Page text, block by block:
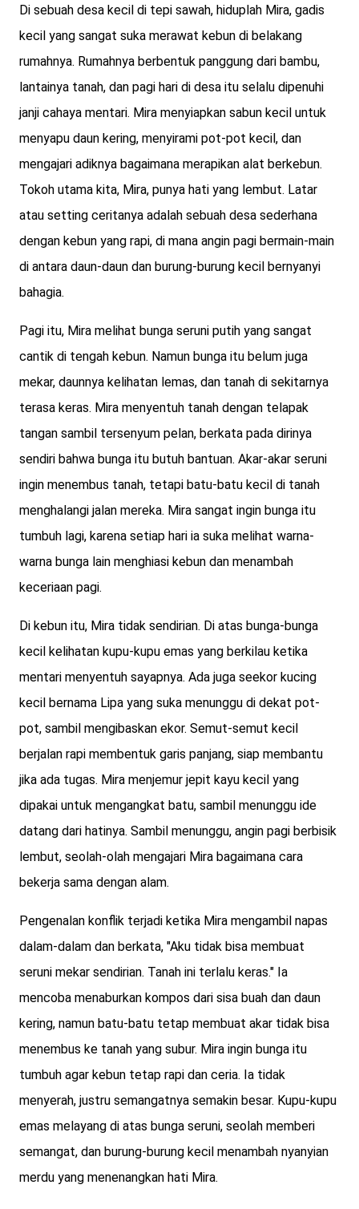
Di sebuah desa kecil di tepi sawah, hiduplah Mira, gadis
kecil yang sangat suka merawat kebun di belakang
rumahnya. Rumahnya berbentuk panggung dari bambu,
lantainya tanah, dan pagi hari di desa itu selalu dipenuhi
janji cahaya mentari. Mira menyiapkan sabun kecil untuk
menyapu daun kering, menyirami pot-pot kecil, dan
mengajari adiknya bagaimana merapikan alat berkebun.
Tokoh utama kita, Mira, punya hati yang lembut. Latar
atau setting ceritanya adalah sebuah desa sederhana
dengan kebun yang rapi, di mana angin pagi bermain-main
di antara daun-daun dan burung-burung kecil bernyanyi
bahagia.
Pagi itu, Mira melihat bunga seruni putih yang sangat
cantik di tengah kebun. Namun bunga itu belum juga
mekar, daunnya kelihatan lemas, dan tanah di sekitarnya
terasa keras. Mira menyentuh tanah dengan telapak
tangan sambil tersenyum pelan, berkata pada dirinya
sendiri bahwa bunga itu butuh bantuan. Akar-akar seruni
ingin menembus tanah, tetapi batu-batu kecil di tanah
menghalangi jalan mereka. Mira sangat ingin bunga itu
tumbuh lagi, karena setiap hari ia suka melihat warna-
warna bunga lain menghiasi kebun dan menambah
keceriaan pagi.
Di kebun itu, Mira tidak sendirian. Di atas bunga-bunga
kecil kelihatan kupu-kupu emas yang berkilau ketika
mentari menyentuh sayapnya. Ada juga seekor kucing
kecil bernama Lipa yang suka menunggu di dekat pot-
pot, sambil mengibaskan ekor. Semut-semut kecil
berjalan rapi membentuk garis panjang, siap membantu
jika ada tugas. Mira menjemur jepit kayu kecil yang
dipakai untuk mengangkat batu, sambil menunggu ide
datang dari hatinya. Sambil menunggu, angin pagi berbisik
lembut, seolah-olah mengajari Mira bagaimana cara
bekerja sama dengan alam.
Pengenalan konflik terjadi ketika Mira mengambil napas
dalam-dalam dan berkata, "Aku tidak bisa membuat
seruni mekar sendirian. Tanah ini terlalu keras." Ia
mencoba menaburkan kompos dari sisa buah dan daun
kering, namun batu-batu tetap membuat akar tidak bisa
menembus ke tanah yang subur. Mira ingin bunga itu
tumbuh agar kebun tetap rapi dan ceria. Ia tidak
menyerah, justru semangatnya semakin besar. Kupu-kupu
emas melayang di atas bunga seruni, seolah memberi
semangat, dan burung-burung kecil menambah nyanyian
merdu yang menenangkan hati Mira.